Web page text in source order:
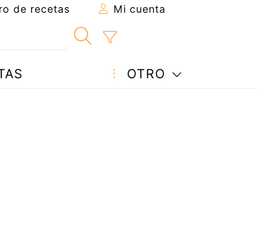
de recetas Mi cuenta
OTRO